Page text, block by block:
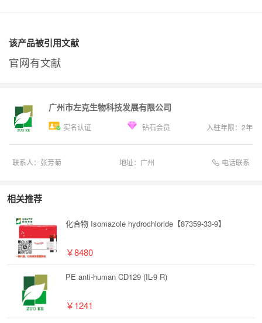
该产品被引用文献
官网有文献
广州市左克生物科技发展有限公司
实名认证 钻石会员 入驻年限： 2年
联系人： 张芳菊 地址： 广州 电话联系
相关推荐
化合物 Isomazole hydrochloride【87359-33-9】
￥8480
PE anti-human CD129 (IL-9 R)
￥1241